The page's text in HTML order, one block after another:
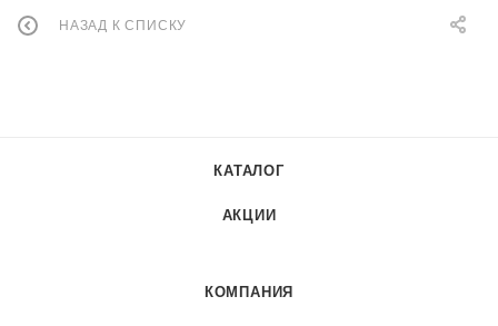
НАЗАД К СПИСКУ
КАТАЛОГ
АКЦИИ
КОМПАНИЯ